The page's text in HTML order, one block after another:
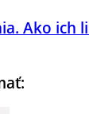
Ako ich